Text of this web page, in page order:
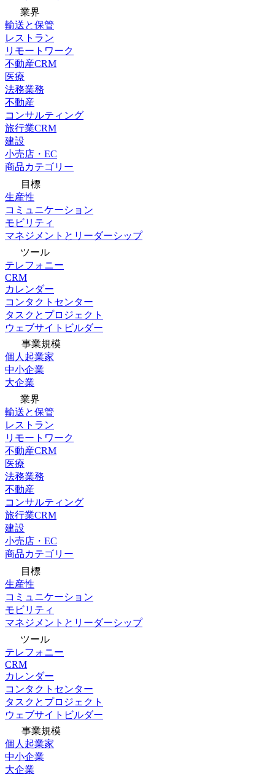
業界
輸送と保管
レストラン
リモートワーク
不動産CRM
医療
法務業務
不動産
コンサルティング
旅行業CRM
建設
小売店・EC
商品カテゴリー
目標
生産性
コミュニケーション
モビリティ
マネジメントとリーダーシップ
ツール
テレフォニー
CRM
カレンダー
コンタクトセンター
タスクとプロジェクト
ウェブサイトビルダー
事業規模
個人起業家
中小企業
大企業
業界
輸送と保管
レストラン
リモートワーク
不動産CRM
医療
法務業務
不動産
コンサルティング
旅行業CRM
建設
小売店・EC
商品カテゴリー
目標
生産性
コミュニケーション
モビリティ
マネジメントとリーダーシップ
ツール
テレフォニー
CRM
カレンダー
コンタクトセンター
タスクとプロジェクト
ウェブサイトビルダー
事業規模
個人起業家
中小企業
大企業